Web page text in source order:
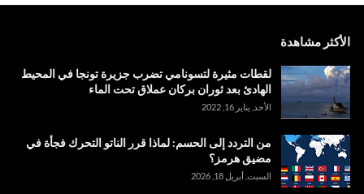
الأكثر مشاهدة
لقطات مثيرة لتسونامي تضرب جزيرة تونجا في المحيط
الهادئ بعد ثوران بركان عملاق تحت الماء
الأحد, يناير 16, 2022
من التردد إلى الحسم: لماذا قرر الناتو التحرك فجأة في
مضيق هرمز؟
السبت, أبريل 18, 2026